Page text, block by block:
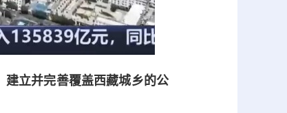
建立并完善覆盖西藏城乡的公